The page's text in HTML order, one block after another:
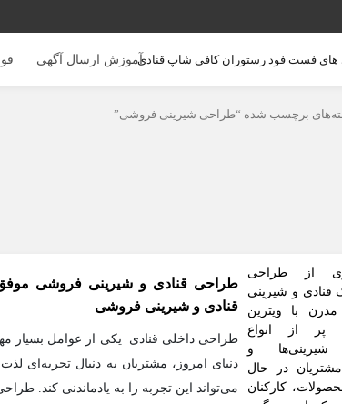
آموزش ارسال آگهی
برچسب شده “طراحی شیرینی فروشی”
طراحی قنادی و شیرینی فروشی
قنادی و شیرینی فروشی
طراحی داخلی قنادی یکی از عوامل
دنیای امروز، مشتریان به دنبال تجربه‌ای
می‌تواند این تجربه را به یادماندنی کند.